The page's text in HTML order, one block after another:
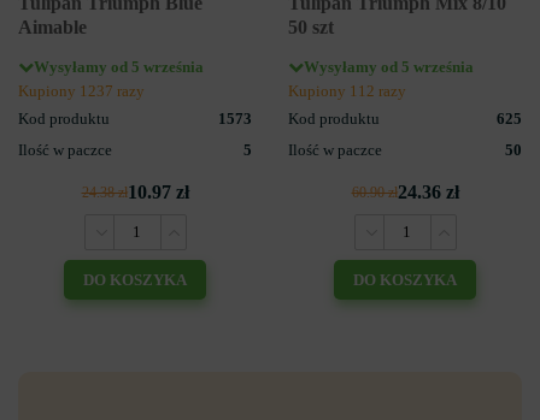
Aimable
Wysyłamy od 5 września
Kupiony 1237 razy
Kod produktu
1573
Ilość w paczce
5
24.38 zł10.97 zł
DO KOSZYKA
50 szt
Wysyłamy od 5 września
Kupiony 112 razy
Kod produktu
625
Ilość w paczce
50
60.90 zł24.36 zł
DO KOSZYKA